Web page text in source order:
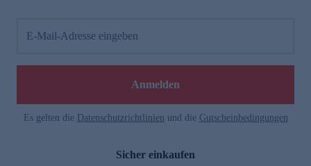
E-Mail-Adresse eingeben
Anmelden
Es gelten die Datenschutzrichtlinien und die Gutscheinbedingungen
Sicher einkaufen